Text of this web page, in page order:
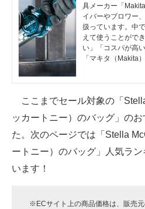
具メーカー「
イバーやブロワー
扱っています。中
えて使うことがで
い」「コスパが高
「マキタ（Makita
ここまでセール対象の「
ッカートニー）のバッグ」の
た。次のページでは「Stella
ートニー）のバッグ」人気ラ
います！
※ECサイト上の商品価格は、販売